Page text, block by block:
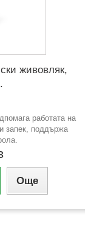
живовляк,
работата на
запек, поддържа
Още